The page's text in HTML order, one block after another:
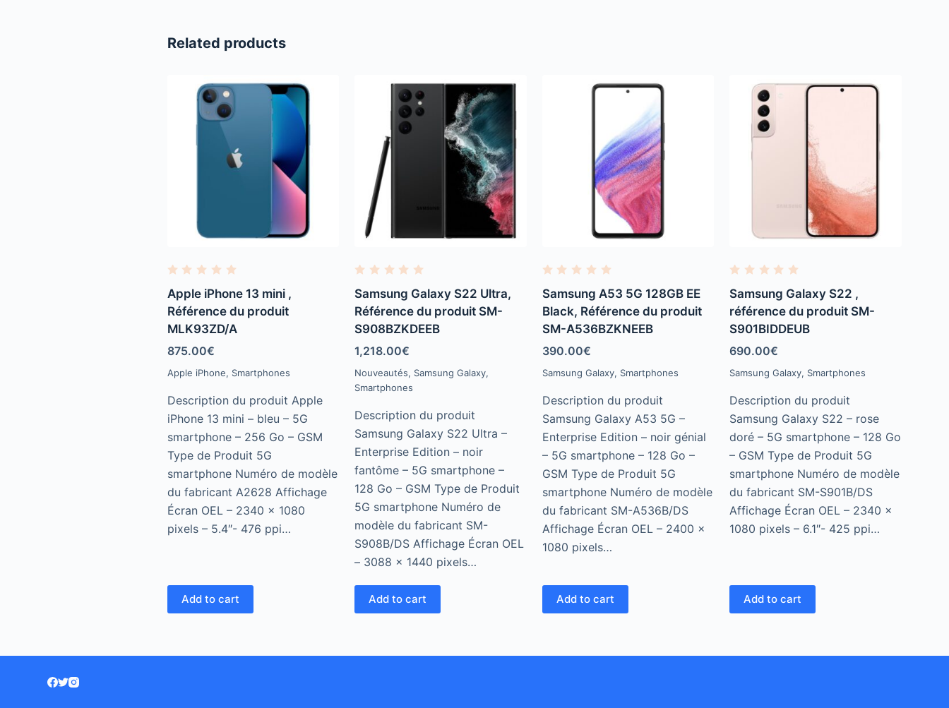
Related products
a
t
e
d
0
u
t
o
f
Apple iPhone 13 mini ,
Référence du produit
MLK93ZD/A
875.00€
Apple iPhone, Smartphones
Description du produit Apple
iPhone 13 mini – bleu – 5G
smartphone – 256 Go – GSM
Type de Produit 5G
smartphone Numéro de modèle
du fabricant A2628 Affichage
Écran OEL – 2340 x 1080
pixels – 5.4″- 476 ppi…
Add to cart
a
t
e
d
0
u
t
o
f
5
Samsung Galaxy S22 Ultra,
Référence du produit SM-
S908BZKDEEB
1,218.00€
Nouveautés, Samsung Galaxy,
Smartphones
Description du produit
Samsung Galaxy S22 Ultra –
Enterprise Edition – noir
fantôme – 5G smartphone –
128 Go – GSM Type de Produit
5G smartphone Numéro de
modèle du fabricant SM-
S908B/DS Affichage Écran OEL
– 3088 x 1440 pixels…
Add to cart
a
t
e
d
0
u
t
o
f
Samsung A53 5G 128GB EE
Black, Référence du produit
SM-A536BZKNEEB
390.00€
Samsung Galaxy, Smartphones
Description du produit
Samsung Galaxy A53 5G –
Enterprise Edition – noir génial
– 5G smartphone – 128 Go –
GSM Type de Produit 5G
smartphone Numéro de modèle
du fabricant SM-A536B/DS
Affichage Écran OEL – 2400 x
1080 pixels…
Add to cart
a
t
e
d
0
u
t
o
f
Samsung Galaxy S22 ,
référence du produit SM-
S901BIDDEUB
690.00€
Samsung Galaxy, Smartphones
Description du produit
Samsung Galaxy S22 – rose
doré – 5G smartphone – 128 Go
– GSM Type de Produit 5G
smartphone Numéro de modèle
du fabricant SM-S901B/DS
Affichage Écran OEL – 2340 x
1080 pixels – 6.1″- 425 ppi…
Add to cart